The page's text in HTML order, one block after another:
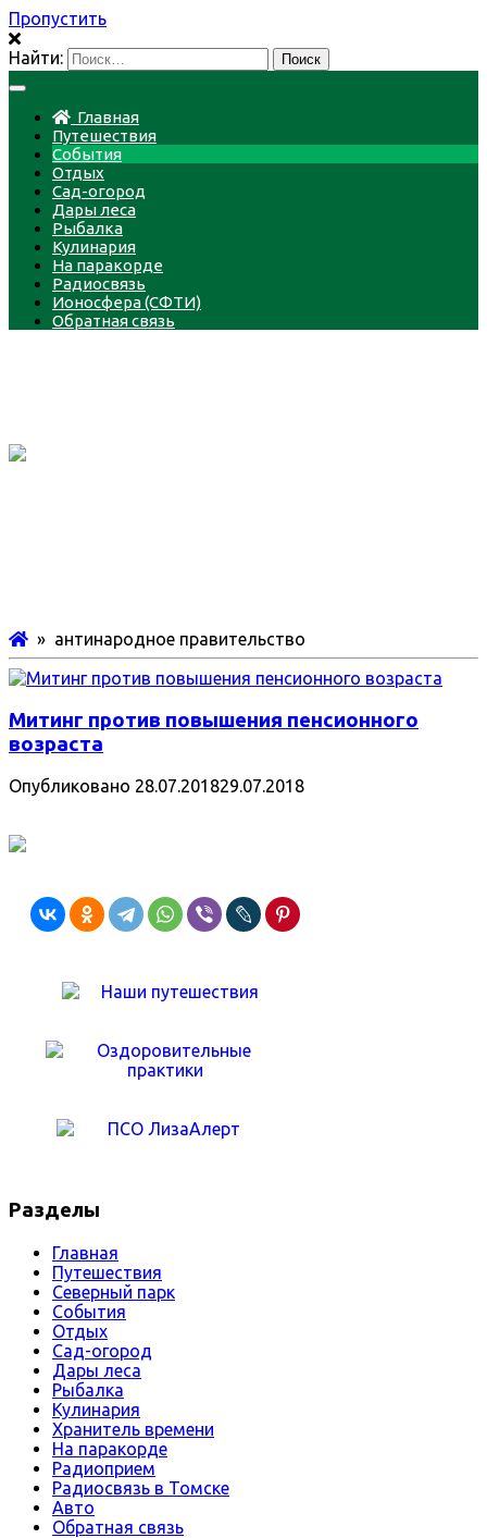
Пропустить
Найти:
Главная
Путешествия
События
Отдых
Сад-огород
Дары леса
Рыбалка
Кулинария
На паракорде
Радиосвязь
Ионосфера (СФТИ)
Обратная связь
» антинародное правительство
Митинг против повышения пенсионного
возраста
Опубликовано 28.07.201829.07.2018
Разделы
Главная
Путешествия
Северный парк
События
Отдых
Сад-огород
Дары леса
Рыбалка
Кулинария
Хранитель времени
На паракорде
Радиоприем
Радиосвязь в Томске
Авто
Обратная связь